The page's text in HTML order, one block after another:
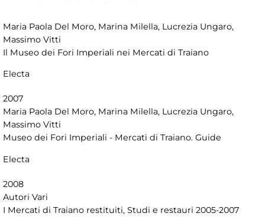
Maria Paola Del Moro, Marina Milella, Lucrezia Ungaro,
Massimo Vitti
Il Museo dei Fori Imperiali nei Mercati di Traiano
Electa
2007
Maria Paola Del Moro, Marina Milella, Lucrezia Ungaro,
Massimo Vitti
Museo dei Fori Imperiali - Mercati di Traiano. Guide
Electa
2008
Autori Vari
I Mercati di Traiano restituiti, Studi e restauri 2005-2007